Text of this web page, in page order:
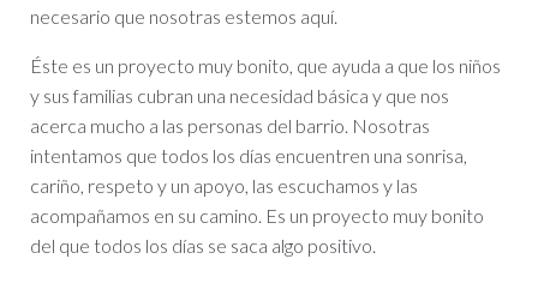
necesario que nosotras estemos aquí.
Éste es un proyecto muy bonito, que ayuda a que los niños
y sus familias cubran una necesidad básica y que nos
acerca mucho a las personas del barrio. Nosotras
intentamos que todos los días encuentren una sonrisa,
cariño, respeto y un apoyo, las escuchamos y las
acompañamos en su camino. Es un proyecto muy bonito
del que todos los días se saca algo positivo.